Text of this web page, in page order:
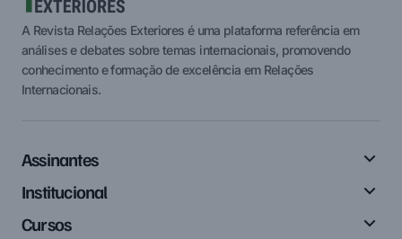
A Revista Relações Exteriores é uma plataforma referência em
análises e debates sobre temas internacionais, promovendo
conhecimento e formação de excelência em Relações
Internacionais.
Assinantes
Institucional
Cursos